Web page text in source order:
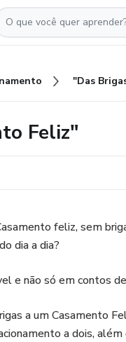
Feliz"
feliz, sem
dia a dia?
e não só em contos
a um Casamento
a dois,